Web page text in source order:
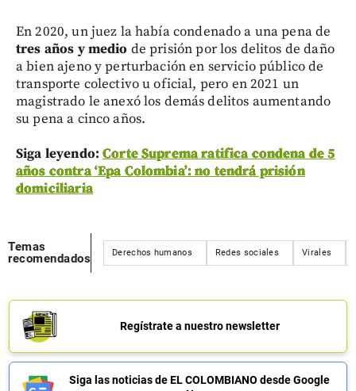
En 2020, un juez la había condenado a una pena de
tres años y medio de prisión por los delitos de daño
a bien ajeno y perturbación en servicio público de
transporte colectivo u oficial, pero en 2021 un
magistrado le anexó los demás delitos aumentando
su pena a cinco años.
Siga leyendo:Corte Suprema ratifica condena de 5
años contra ‘Epa Colombia’: no tendrá prisión
domiciliaria
Temas
recomendados
Derechos humanos Redes sociales Virales
Regístrate a nuestro newsletter
Siga las noticias de EL COLOMBIANO desde Google